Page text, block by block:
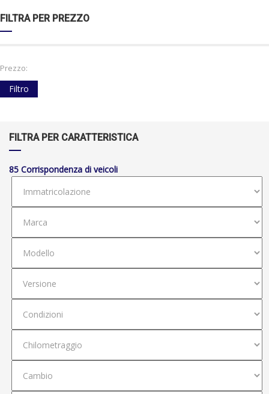
FILTRA PER PREZZO
Prezzo:
Filtro
FILTRA PER CARATTERISTICA
85 Corrispondenza di veicoli